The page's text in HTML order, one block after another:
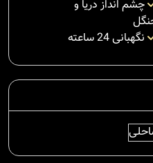
چشم انداز دریا و
نگهبانی 24 ساعته